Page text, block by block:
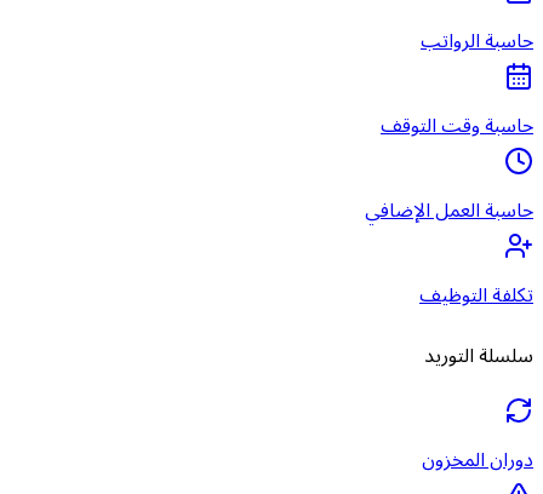
حاسبة الرواتب
حاسبة وقت التوقف
حاسبة العمل الإضافي
تكلفة التوظيف
سلسلة التوريد
دوران المخزون